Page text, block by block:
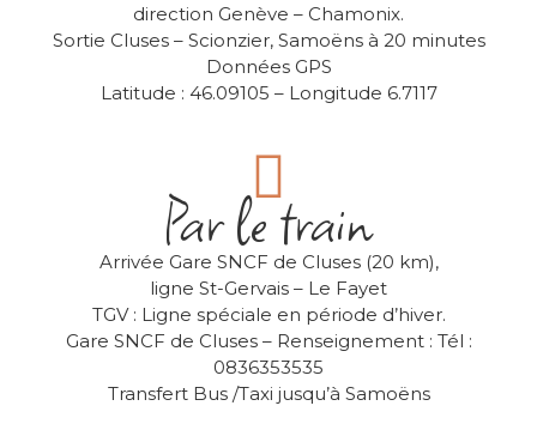
direction Genève – Chamonix.
Sortie Cluses – Scionzier, Samoëns à 20 minutes
Données GPS
Latitude : 46.09105 – Longitude 6.7117
Par le train
Arrivée Gare SNCF de Cluses (20 km),
ligne St-Gervais – Le Fayet
TGV : Ligne spéciale en période d’hiver.
Gare SNCF de Cluses – Renseignement : Tél :
0836353535
Transfert Bus /Taxi jusqu’à Samoëns